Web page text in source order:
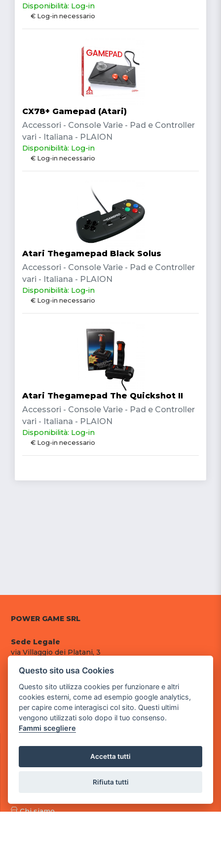
Disponibilità: Log-in
€ Log-in necessario
CX78+ Gamepad (Atari)
Accessori - Console Varie - Pad e Controller
vari - Italiana - PLAION
Disponibilità: Log-in
€ Log-in necessario
Atari Thegamepad Black Solus
Accessori - Console Varie - Pad e Controller
vari - Italiana - PLAION
Disponibilità: Log-in
€ Log-in necessario
Atari Thegamepad The Quickshot II
Accessori - Console Varie - Pad e Controller
vari - Italiana - PLAION
Disponibilità: Log-in
€ Log-in necessario
POWER GAME SRL
Sede Legale
via Villaggio dei Platani, 3
via Industriale, 2 - 25082 Botticino, BS
Partita iva 03308130982
Cod. SDI: RMRCWXR
e-mail: info@powergame.it
pec: powergamesrl@legalmail.it
Chi siamo
Questo sito usa Cookies
Questo sito utilizza cookies per funzionare e altri
cookies esterni, come ad esempio google analytics,
per capire come interagisci col sito. Questi ultimi
vengono utilizzati solo dopo il tuo consenso.
Fammi scegliere
Accetta tutti
Rifiuta tutti